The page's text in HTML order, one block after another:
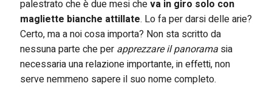
palestrato che è due mesi cheva in giro solo con
magliette bianche attillate. Lo fa per darsi delle arie?
Certo, ma a noi cosa importa? Non sta scritto da
nessuna parte che per apprezzare il panoramasia
necessaria una relazione importante, in effetti, non
serve nemmeno sapere il suo nome completo.